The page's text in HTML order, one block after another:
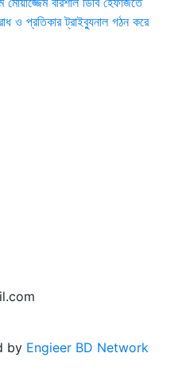
ও প্রতিকার ট্রাইব্যুনাল গঠন করে
by Engieer BD Network